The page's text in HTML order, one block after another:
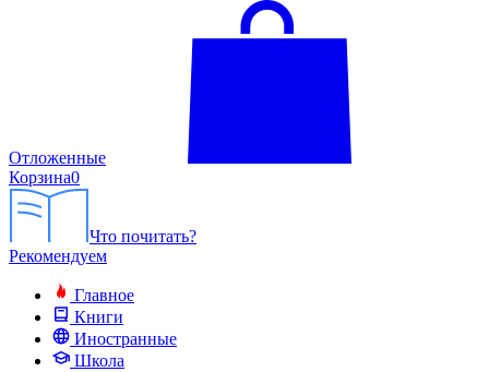
Отложенные
Корзина0
Что почитать?
Рекомендуем
Главное
Книги
Иностранные
Школа